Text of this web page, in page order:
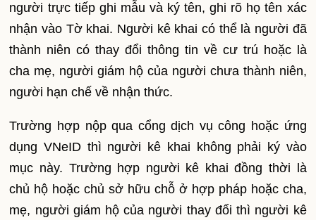
người trực tiếp ghi mẫu và ký tên, ghi rõ họ tên xác
nhận vào Tờ khai. Người kê khai có thể là người đã
thành niên có thay đổi thông tin về cư trú hoặc là
cha mẹ, người giám hộ của người chưa thành niên,
người hạn chế về nhận thức.
Trường hợp nộp qua cổng dịch vụ công hoặc ứng
dụng VNeID thì người kê khai không phải ký vào
mục này. Trường hợp người kê khai đồng thời là
chủ hộ hoặc chủ sở hữu chỗ ở hợp pháp hoặc cha,
mẹ, người giám hộ của người thay đổi thì người kê